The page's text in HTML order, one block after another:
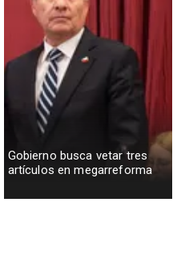
Gobierno busca vetar tres
artículos en megarreforma